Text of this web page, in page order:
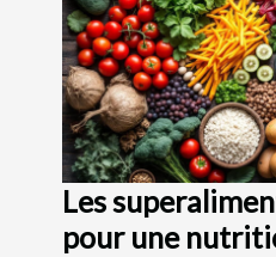
Les
pour une